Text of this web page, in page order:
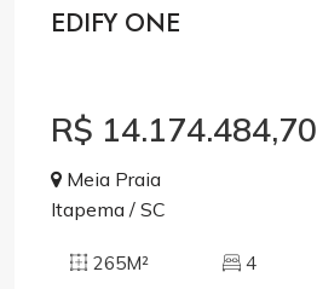
EDIFY ONE
R$ 14.174.484,70
Meia Praia
Itapema / SC
265M² 4